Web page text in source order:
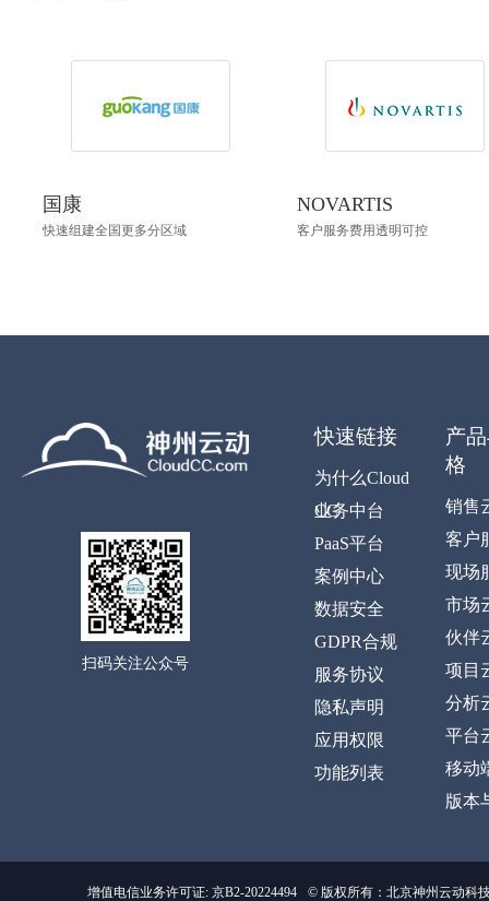
国康
快速组建全国更多分区域
NOVARTIS
客户服务费用透明可控
扫码关注公众号
快速链接
为什么Cloud
CC
业务中台
PaaS平台
案例中心
数据安全
GDPR合规
服务协议
隐私声明
应用权限
功能列表
产
格
销售
客户
现场
市场
伙伴
项目
分析
平台
移动
版本
增值电信业务许可证: 京B2-20224494 © 版权所有：北京神州云动科